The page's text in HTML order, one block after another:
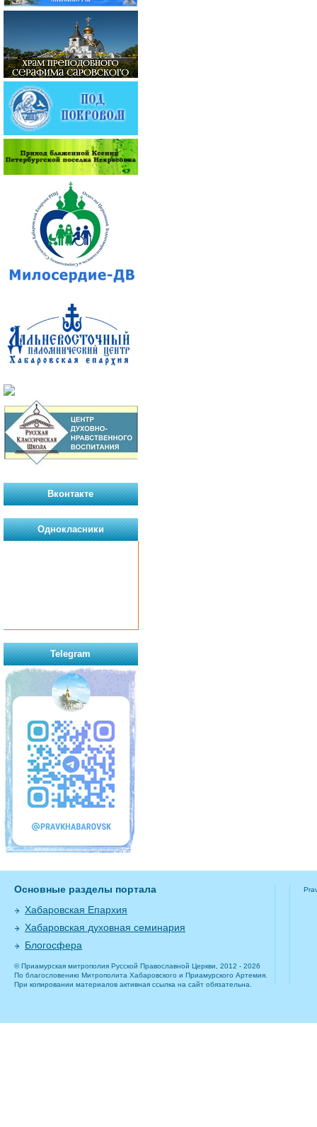
Вконтакте
Однокласники
Telegram
Основные разделы портала
Хабаровская Епархия
Хабаровская духовная семинария
Блогосфера
© Приамурская митрополия Русской Православной Церкви, 2012 - 2026
По благословению Митрополита Хабаровского и Приамурского Артемия.
При копировании материалов активная ссылка на сайт обязательна.